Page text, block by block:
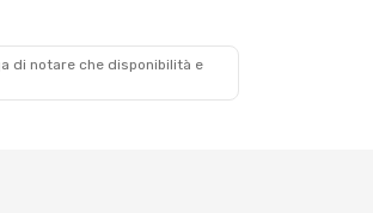
di notare che disponibilità e